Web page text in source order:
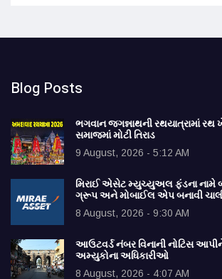
Blog Posts
ભગવાન જગન્નાથની રથયાત્રામાં રથ
સમાજમાં મોટી તિરાડ
9 August, 2026 - 5:12 AM
મિરાઈ એસેટ મ્યુચ્યુઅલ ફંડના નામે
ગ્રૂપ અને મોબાઈલ એપ બનાવી
8 August, 2026 - 9:30 AM
આઉટવર્ડ નંબર વિનાની નોટિસ
અમ્યુકોના અધિકારીઓ
8 August, 2026 - 4:07 AM